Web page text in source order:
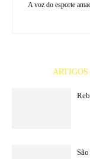
A voz do esporte